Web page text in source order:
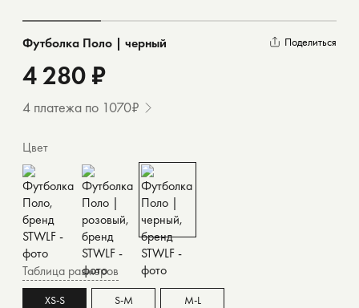
Поделиться
Футболка Поло | черный
4 280 ₽
4 платежа по 1070₽
Цвет
Таблица размеров
XS-S S-M M-L